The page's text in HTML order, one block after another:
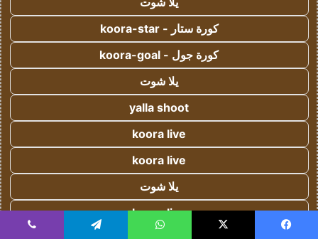
كورة ستار - koora-star
كورة جول - koora-goal
يلا شوت
yalla shoot
koora live
koora live
يلا شوت
koora live